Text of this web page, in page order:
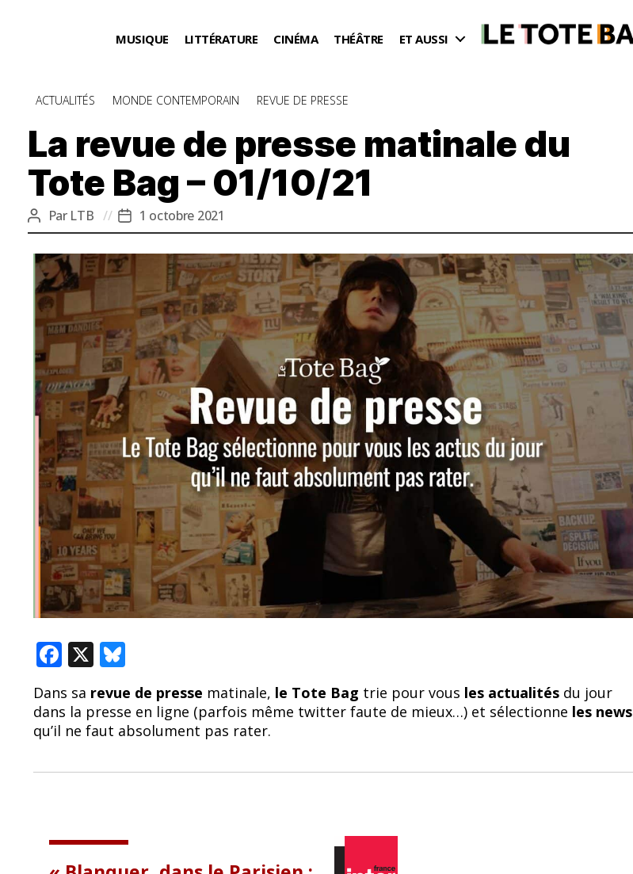
MUSIQUE LITTÉRATURE CINÉMA THÉÂTRE ET AUSSI
Catégories
ACTUALITÉS MONDE CONTEMPORAIN REVUE DE PRESSE
La revue de presse matinale du
Tote Bag – 01/10/21
Auteur
de
l’article
Par LTB
Date
de
l’article
1 octobre 2021
F
e
b
o
X
u
e
sk
Dans sa revue de presse matinale, le Tote Bag trie pour vous les actualités du jour
dans la presse en ligne (parfois même twitter faute de mieux…) et sélectionne les news
qu’il ne faut absolument pas rater.